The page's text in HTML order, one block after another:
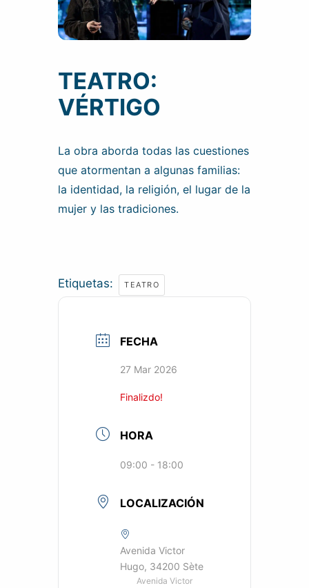
TEATRO:
VÉRTIGO
La obra aborda todas las cuestiones
que atormentan a algunas familias:
la identidad, la religión, el lugar de la
mujer y las tradiciones.
Etiquetas: TEATRO
FECHA
27 Mar 2026
Finalizdo!
HORA
09:00 - 18:00
LOCALIZACIÓN
Avenida Victor
Hugo, 34200 Sète
Avenida Victor